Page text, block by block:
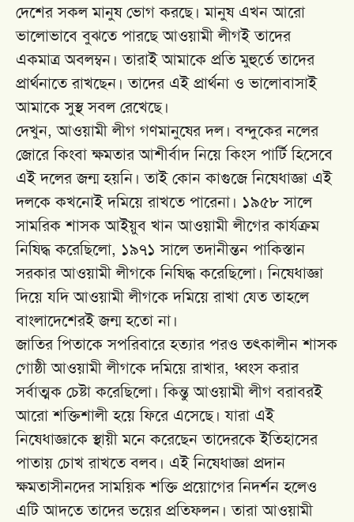
দেশের সকল মানুষ ভোগ করছে। মানুষ এখন আরো
ভালোভাবে বুঝতে পারছে আওয়ামী লীগই তাদের
একমাত্র অবলম্বন। তারাই আমাকে প্রতি মুহুর্তে তাদের
প্রার্থনাতে রাখছেন। তাদের এই প্রার্থনা ও ভালোবাসাই
আমাকে সুস্থ সবল রেখেছে।
দেখুন, আওয়ামী লীগ গণমানুষের দল। বন্দুকের নলের
জোরে কিংবা ক্ষমতার আশীর্বাদ নিয়ে কিংস পার্টি হিসেবে
এই দলের জন্ম হয়নি। তাই কোন কাগুজে নিষেধাজ্ঞা এই
দলকে কখনোই দমিয়ে রাখতে পারেনা। ১৯৫৮ সালে
সামরিক শাসক আইয়ুব খান আওয়ামী লীগের কার্যক্রম
নিষিদ্ধ করেছিলো, ১৯৭১ সালে তদানীন্তন পাকিস্তান
সরকার আওয়ামী লীগকে নিষিদ্ধ করেছিলো। নিষেধাজ্ঞা
দিয়ে যদি আওয়ামী লীগকে দমিয়ে রাখা যেত তাহলে
বাংলাদেশেরই জন্ম হতো না।
জাতির পিতাকে সপরিবারে হত্যার পরও তৎকালীন শাসক
গোষ্ঠী আওয়ামী লীগকে দমিয়ে রাখার, ধ্বংস করার
সর্বাত্মক চেষ্টা করেছিলো। কিন্তু আওয়ামী লীগ বরাবরই
আরো শক্তিশালী হয়ে ফিরে এসেছে। যারা এই
নিষেধাজ্ঞাকে স্থায়ী মনে করেছেন তাদেরকে ইতিহাসের
পাতায় চোখ রাখতে বলব। এই নিষেধাজ্ঞা প্রদান
ক্ষমতাসীনদের সাময়িক শক্তি প্রয়োগের নিদর্শন হলেও
এটি আদতে তাদের ভয়ের প্রতিফলন। তারা আওয়ামী